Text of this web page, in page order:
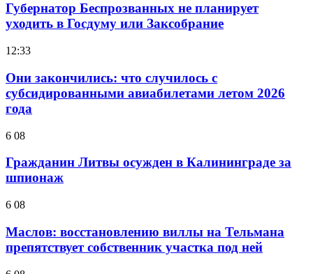
Губернатор Беспрозванных не планирует
уходить в Госдуму или Заксобрание
12:33
Они закончились: что случилось с
субсидированными авиабилетами летом 2026
года
6 08
Гражданин Литвы осужден в Калининграде за
шпионаж
6 08
Маслов: восстановлению виллы на Тельмана
препятствует собственник участка под ней